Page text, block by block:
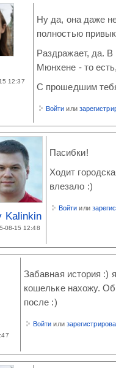
12:37
Ну да, она даже
полностью
Раздражает, да.
Мюнхене - то
С прошедшим
Войти или
Kalinkin
08-15 12:48
Пасибки!
Ходит
влезало :)
Войти или
Забавная история :)
кошельке нахожу.
после :)
Войти или